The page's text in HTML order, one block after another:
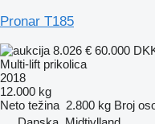
Pronar T185
8.026 € 60.000
Multi-lift prikolica
2018
12.000 kg
Neto težina 2.800 kg Broj